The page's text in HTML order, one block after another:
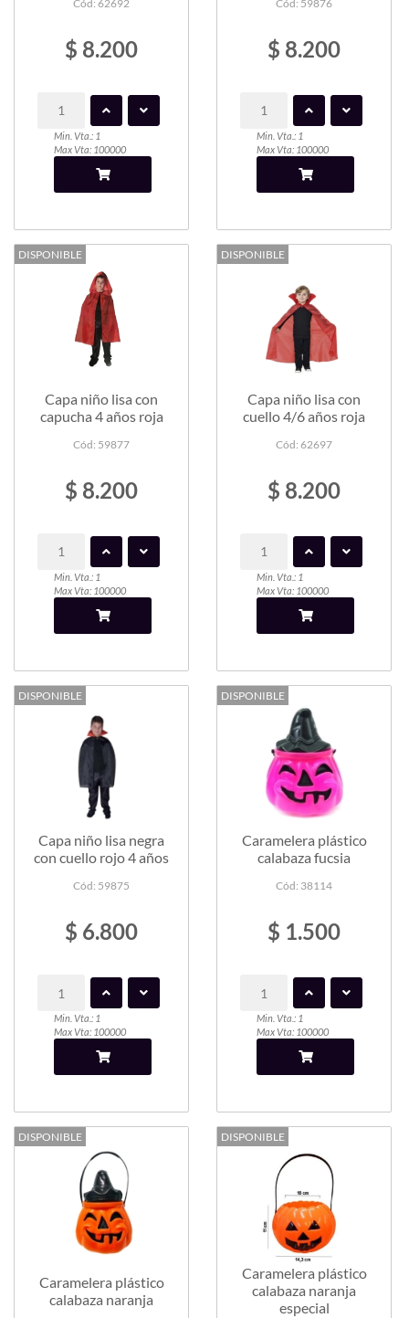
Cód: 62692
$ 8.200
Min. Vta.: 1
Max Vta: 100000
Cód: 59876
$ 8.200
Min. Vta.: 1
Max Vta: 100000
DISPONIBLE
Capa niño lisa con
capucha 4 años roja
Cód: 59877
$ 8.200
Min. Vta.: 1
Max Vta: 100000
DISPONIBLE
Capa niño lisa con
cuello 4/6 años roja
Cód: 62697
$ 8.200
Min. Vta.: 1
Max Vta: 100000
DISPONIBLE
Capa niño lisa negra
con cuello rojo 4 años
Cód: 59875
$ 6.800
Min. Vta.: 1
Max Vta: 100000
DISPONIBLE
Caramelera plástico
calabaza fucsia
Cód: 38114
$ 1.500
Min. Vta.: 1
Max Vta: 100000
DISPONIBLE
Caramelera plástico
calabaza naranja
DISPONIBLE
Caramelera plástico
calabaza naranja
especial